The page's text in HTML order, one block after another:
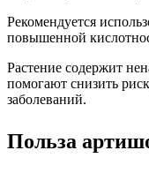
Рекомендуется
повышенной
Растение содержит
помогают снизить
заболеваний.
Польза